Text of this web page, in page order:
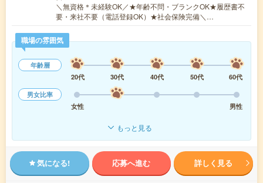
＼無資格＊未経験OK／★年齢不問・ブランクOK★履歴書不
要・来社不要（電話登録OK）★社会保険完備＼…
職場の雰囲気
年齢層
20代
30代 40代 50代
60代
男女比率
女性
男性
もっと見る
気になる! 応募へ進む 詳しく見る